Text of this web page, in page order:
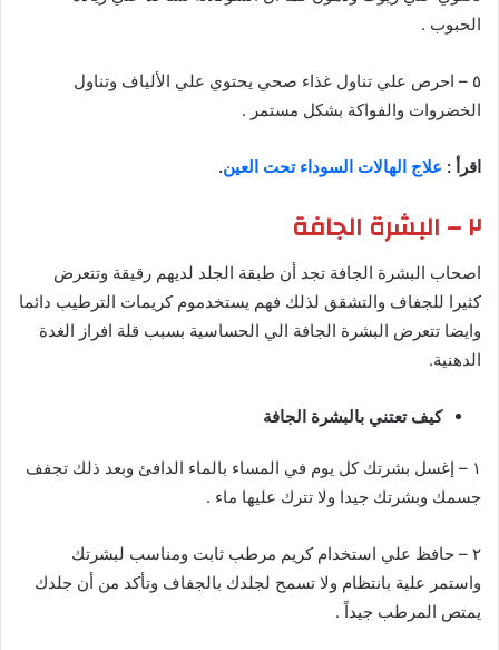
الحبوب .
٥ – احرص علي تناول غذاء صحي يحتوي علي الألياف وتناول
الخضروات والفواكة بشكل مستمر .
اقرأ : علاج الهالات السوداء تحت العين.
٢ – البشرة الجافة
اصحاب البشرة الجافة تجد أن طبقة الجلد لديهم رقيقة وتتعرض
كثيرا للجفاف والتشقق لذلك فهم يستخدموم كريمات الترطيب دائما
وايضا تتعرض البشرة الجافة الي الحساسية بسبب قلة افراز الغدة
الدهنية.
كيف تعتني بالبشرة الجافة
١ – إغسل بشرتك كل يوم في المساء بالماء الدافئ وبعد ذلك تجفف
جسمك وبشرتك جيدا ولا تترك عليها ماء .
٢ – حافظ علي استخدام كريم مرطب ثابت ومناسب لبشرتك
واستمر علية بانتظام ولا تسمح لجلدك بالجفاف وتأكد من أن جلدك
يمتص المرطب جيداً .